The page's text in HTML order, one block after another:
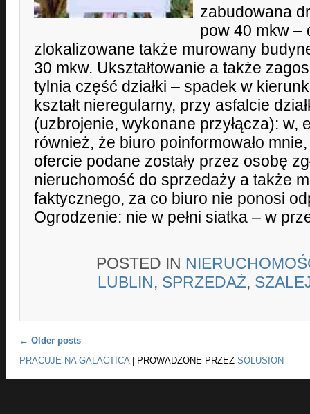
zabudowana
pow 40 mkw –
zlokalizowane także murowany
30 mkw. Ukształtowanie a także
tylnia część działki – spadek w
kształt nieregularny, przy asfalcie
(uzbrojenie, wykonane przyłącza): w,
również, że biuro poinformowało
ofercie podane zostały przez osobę
nieruchomość do sprzedaży a także
faktycznego, za co biuro nie ponosi
Ogrodzenie: nie w pełni siatka – w
POSTED IN
LUBLIN, SPRZEDAŻ,
Post navigation
← Older posts
PRACUJE NA GALACTICA
PROWADZONE PRZEZ SOLUSION